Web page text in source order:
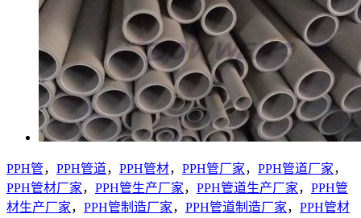
PPH管， PPH管道， PPH管材， PPH管厂家， PPH管道厂家，
PPH管材厂家， PPH管生产厂家， PPH管道生产厂家， PPH管
材生产厂家， PPH管制造厂家， PPH管道制造厂家， PPH管材